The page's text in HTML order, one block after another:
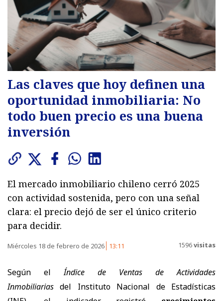
Las claves que hoy definen una
oportunidad inmobiliaria: No
todo buen precio es una buena
inversión
El mercado inmobiliario chileno cerró 2025
con actividad sostenida, pero con una señal
clara: el precio dejó de ser el único criterio
para decidir.
Miércoles 18 de febrero de 2026 13:11 1596visitas
Según elÍndice de Ventas de Actividades
Inmobiliarias del Instituto Nacional de Estadísticas